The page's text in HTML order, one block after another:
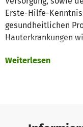
Erste-Hilfe-
gesundheitlichen
Hauterkrankungen
die Kinder und
Fehlen in der
durch die
Weiterlesen